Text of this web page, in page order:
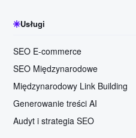
Usługi
SEO E-commerce
SEO Międzynarodowe
Międzynarodowy Link Building
Generowanie treści AI
Audyt i strategia SEO